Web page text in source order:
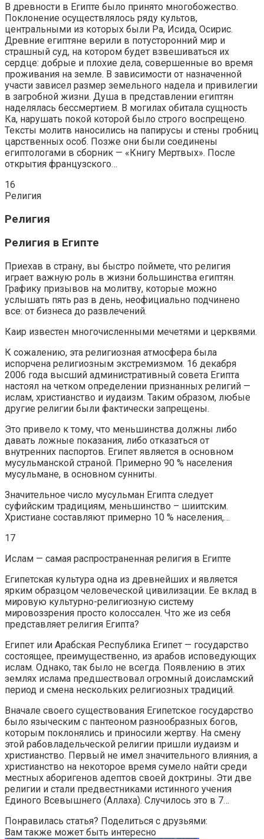
В древности в Египте было принято многобожество.
Поклонение осуществлялось ряду культов,
центральными из которых были Ра, Исида, Осирис.
Древние египтяне верили в потусторонний мир и
страшный суд, на котором будет взвешиваться их
сердце: добрые и плохие дела, совершенные во время
проживания на земле. В зависимости от назначенной
участи зависел размер земельного надела и привилегии
в загробной жизни. Душа в представлении египтян
наделялась бессмертием. В могилах обитала сущность
Ка, нарушать покой которой было строго воспрещено.
Тексты молитв наносились на папирусы и стены гробниц
царственных особ. Позже они были соединены
египтологами в сборник — «Книгу Мертвых». После
открытия французского…
16
Религия
Религия
Религия в Египте
Приехав в страну, вы быстро поймете, что религия
играет важную роль в жизни большинства египтян.
Графику призывов на молитву, которые можно
услышать пять раз в день, неофициально подчинено
все: от бизнеса до развлечений.
Каир известен многочисленными мечетями и церквями.
К сожалению, эта религиозная атмосфера была
испорчена религиозным экстремизмом. 16 декабря
2006 года высший административный совета Египта
настоял на четком определении признанных религий —
ислам, христианство и иудаизм. Таким образом, любые
другие религии были фактически запрещены.
Это привело к тому, что меньшинства должны либо
давать ложные показания, либо отказаться от
внутренних паспортов. Египет является в основном
мусульманской страной. Примерно 90 % населения
мусульмане, в основном сунниты.
Значительное число мусульман Египта следует
суфийским традициям, меньшинство – шиитским.
Христиане составляют примерно 10 % населения,…
17
Ислам — самая распространенная религия в Египте
Египетская культура одна из древнейших и является
ярким образцом человеческой цивилизации. Ее вклад в
мировую культурно-религиозную систему
мировоззрения просто колоссален. Что же из себя
представляет религия Египта?
Египет или Арабская Республика Египет — государство
состоящее, преимущественно, из арабов исповедующих
ислам. Однако, так было не всегда. Появлению в этих
землях ислама предшествовал огромный доисламский
период и смена нескольких религиозных традиций.
Вначале своего существования Египетское государство
было языческим с пантеоном разнообразных богов,
которым поклонялись и приносили жертву. На смену
этой рабовладельческой религии пришли иудаизм и
христианство. Первый не имел значительного влияния, а
христианство на некоторое время сумело найти среди
местных аборигенов адептов своей доктрины. Эти две
религии и стали предвестниками истинного учения
Единого Всевышнего (Аллаха). Случилось это в 7…
Понравилась статья? Поделиться с друзьями:
Вам также может быть интересно